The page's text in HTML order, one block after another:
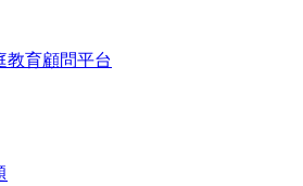
教育顧問平台